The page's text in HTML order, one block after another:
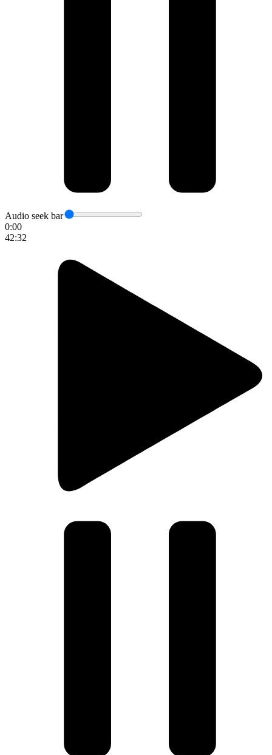
Audio seek bar
0:00
42:32